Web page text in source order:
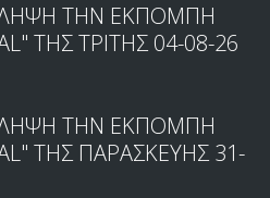
ΤΗΝ ΕΚΠΟΜΠΗ
ΤΗΣ ΤΡΙΤΗΣ 04-08-26
ΤΗΝ ΕΚΠΟΜΠΗ
ΤΗΣ ΠΑΡΑΣΚΕΥΗΣ 31-